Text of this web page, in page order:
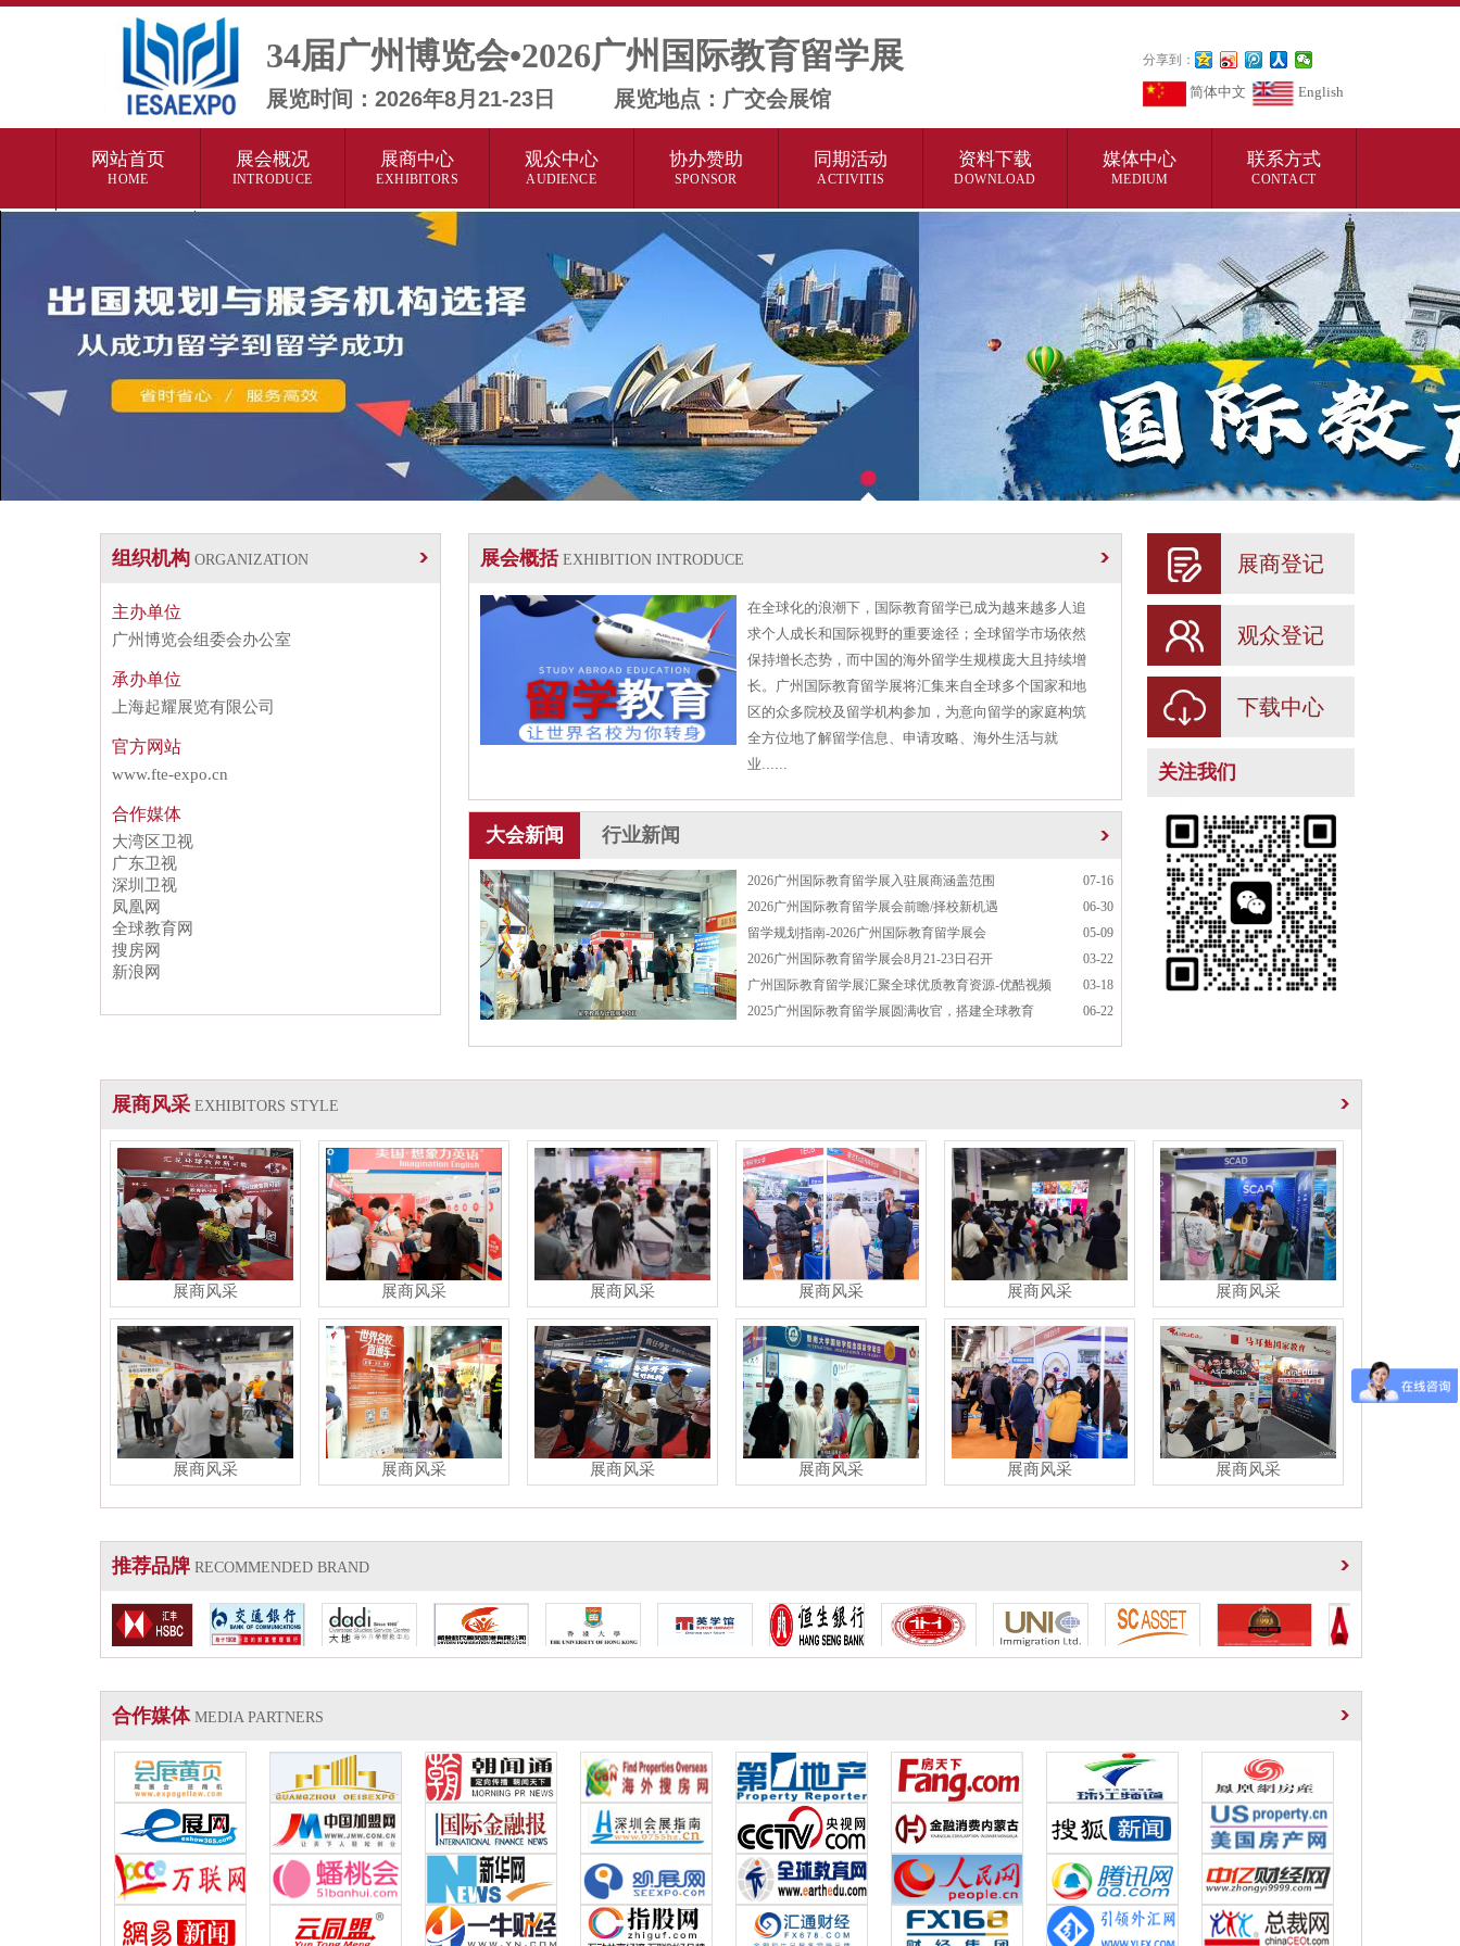
34届广州博览会•2026广州国际教育留学展
展览时间：2026年8月21-23日 展览地点：广交会展馆
分享到：
简体中文 English
网站首页
HOME
展会概况
INTRODUCE
展商中心
EXHIBITORS
观众中心
AUDIENCE
协办赞助
SPONSOR
同期活动
ACTIVITIS
资料下载
DOWNLOAD
媒体中心
MEDIUM
联系方式
CONTACT
组织机构 ORGANIZATION
主办单位
广州博览会组委会办公室
承办单位
上海起耀展览有限公司
官方网站
www.fte-expo.cn
合作媒体
大湾区卫视
广东卫视
深圳卫视
凤凰网
全球教育网
搜房网
新浪网
展会概括 EXHIBITION INTRODUCE
在全球化的浪潮下，国际教育留学已成为越来越多人追
求个人成长和国际视野的重要途径；全球留学市场依然
保持增长态势，而中国的海外留学生规模庞大且持续增
长。广州国际教育留学展将汇集来自全球多个国家和地
区的众多院校及留学机构参加，为意向留学的家庭构筑
全方位地了解留学信息、申请攻略、海外生活与就
业......
大会新闻 行业新闻
2026广州国际教育留学展入驻展商涵盖范围
07-16
2026广州国际教育留学展会前瞻/择校新机遇
06-30
留学规划指南-2026广州国际教育留学展会
05-09
2026广州国际教育留学展会8月21-23日召开
03-22
广州国际教育留学展汇聚全球优质教育资源-优酷视频
03-18
2025广州国际教育留学展圆满收官，搭建全球教育
06-22
展商登记
观众登记
下载中心
关注我们
展商风采 EXHIBITORS STYLE
展商风采 展商风采 展商风采 展商风采 展商风采 展商风采
展商风采 展商风采 展商风采 展商风采 展商风采 展商风采
推荐品牌 RECOMMENDED BRAND
合作媒体 MEDIA PARTNERS